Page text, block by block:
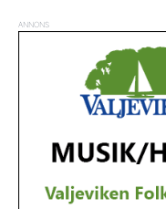
ANNONS